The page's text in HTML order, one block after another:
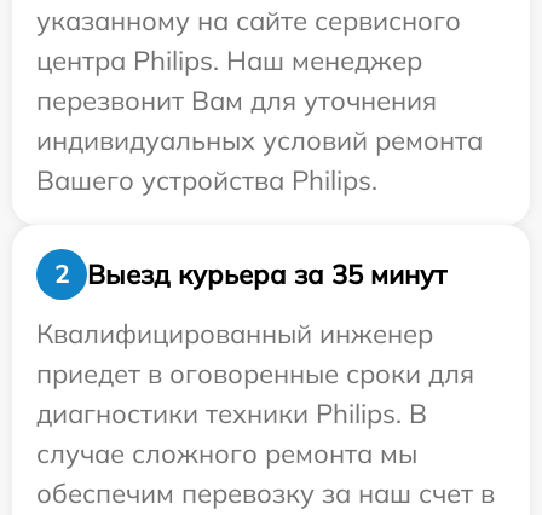
указанному на сайте сервисного
центра Philips. Наш менеджер
перезвонит Вам для уточнения
индивидуальных условий ремонта
Вашего устройства Philips.
2
Выезд курьера за 35 минут
Квалифицированный инженер
приедет в оговоренные сроки для
диагностики техники Philips. В
случае сложного ремонта мы
обеспечим перевозку за наш счет в